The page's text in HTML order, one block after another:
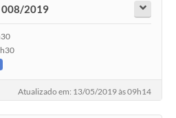
008/2019
Atualizado em: 13/05/2019 às 09h14